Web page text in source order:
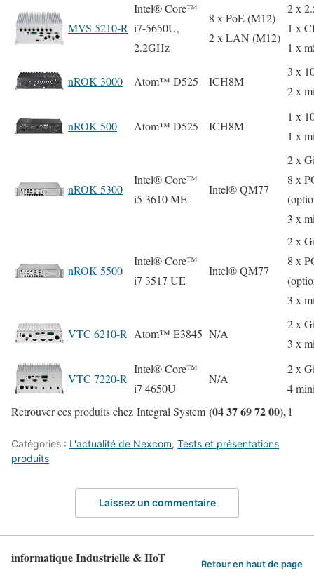
MVS 5210-R
Intel® Core™
i7-5650U,
2.2GHz
8 x PoE (M12)
2 x LAN (M12)
2 x
1 x
1 x
nROK 3000 Atom™ D525 ICH8M
3 x
2 x
nROK 500 Atom™ D525 ICH8M
1 x
1 x
nROK 5300
Intel® Core™
i5 3610 ME
Intel® QM77
2 x
8 x
3 x
nROK 5500
Intel® Core™
i7 3517 UE
Intel® QM77
2 x
8 x
3 x
VTC 6210-R Atom™ E3845 N/A
2 x
3 x
VTC 7220-R
Intel® Core™
i7 4650U
N/A
2 x
4
Retrouver ces produits chez Integral System (04 37 69 72 00),l
Catégories : L'actualité de Nexcom, Tests et présentations
produits
Laissez un commentaire
informatique Industrielle & IIoT Retour en haut de page